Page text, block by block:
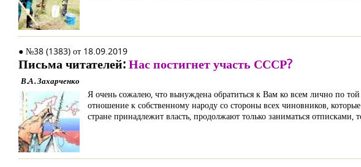
● №38 (1383) от 18.09.2019
Письма читателей:Нас постигнет участь СССР?
В.А. Захарченко
Я очень сожалею, что вынуждена обратиться к Вам ко всем лично по
отношение к собственному народу со стороны всех чиновников,
стране принадлежит власть, продолжают только заниматься отписками,